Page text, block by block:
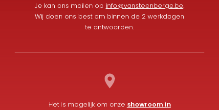
Je kan ons mailen op info@vansteenberge.be.
Wij doen ons best om binnen de 2 werkdagen
te antwoorden.
Het is mogelijk om onze showroom in